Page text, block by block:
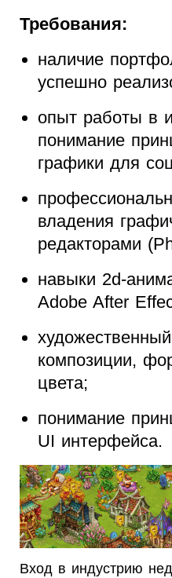
Требования:
наличие
успешно
опыт работы в
понимание
графики для
владения
редакторами
навыки 2d-
Adobe After
композиции,
цвета;
понимание
UI интерфейса.
Вход в индустрию